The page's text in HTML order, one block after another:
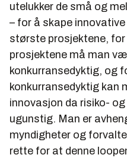
utelukker de små og
– for å skape
største prosjektene,
prosjektene må man
konkurransedyktig, og
konkurransedyktig kan
innovasjon da risiko-
ugunstig. Man er
myndigheter og
rette for at denne